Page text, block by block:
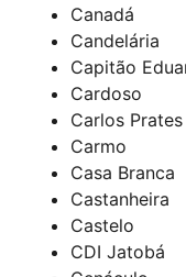
Canadá
Candelária
Capitão
Cardoso
Carlos Prates
Carmo
Casa Branca
Castanheira
Castelo
CDI Jatobá